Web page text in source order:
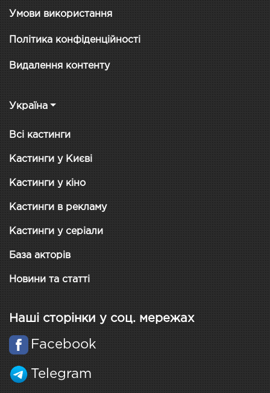
Умови використання
Політика конфіденційності
Видалення контенту
Україна
Всі кастинги
Кастинги у Києві
Кастинги у кіно
Кастинги в рекламу
Кастинги у серіали
База акторів
Новини та статті
Наші сторінки у соц. мережах
Facebook
Telegram